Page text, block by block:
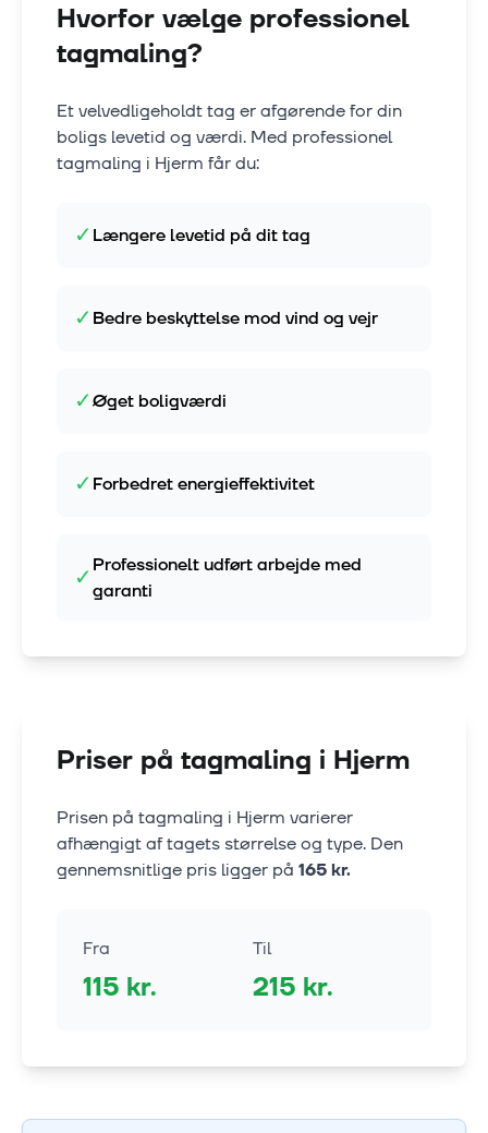
Hvorfor vælge professionel
tagmaling?
Et velvedligeholdt tag er afgørende for din
boligs levetid og værdi. Med professionel
tagmaling i Hjerm får du:
✓Længere levetid på dit tag
✓Bedre beskyttelse mod vind og vejr
✓Øget boligværdi
✓Forbedret energieffektivitet
✓Professionelt udført arbejde med
garanti
Priser på tagmaling i Hjerm
Prisen på tagmaling i Hjerm varierer
afhængigt af tagets størrelse og type. Den
gennemsnitlige pris ligger på 165kr.
Fra
115 kr.
Til
215 kr.